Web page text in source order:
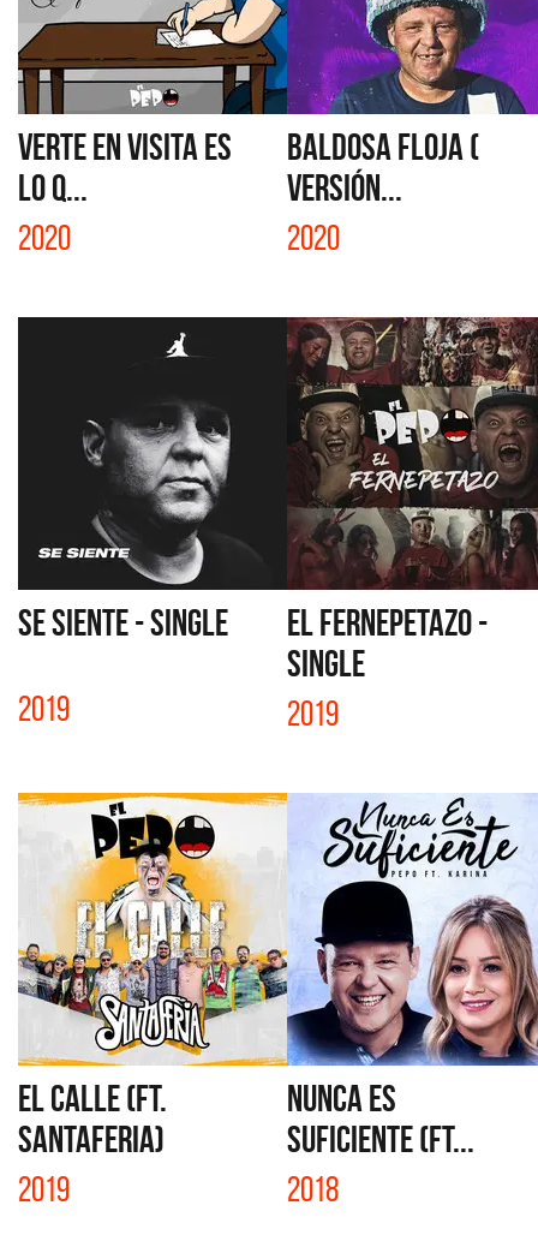
VERTE EN VISITA ES
LO Q...
2020
BALDOSA FLOJA (
VERSIÓN...
2020
SE SIENTE - SINGLE
2019
EL FERNEPETAZO -
SINGLE
2019
EL CALLE (FT.
SANTAFERIA)
2019
NUNCA ES
SUFICIENTE (FT...
2018